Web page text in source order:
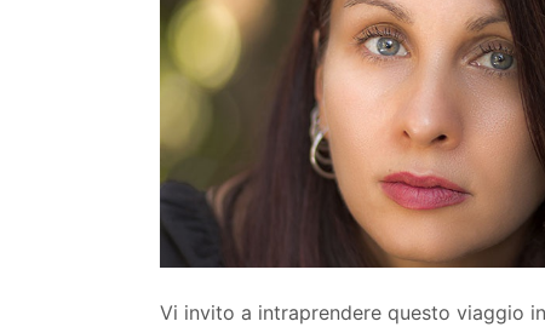
Vi invito a intraprendere questo viaggio